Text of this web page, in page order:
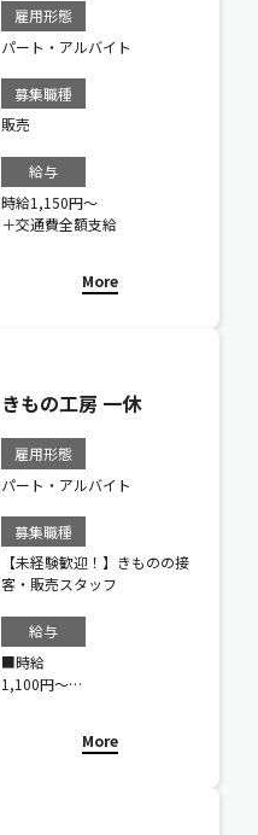
雇用形態
パート・アルバイト
募集職種
販売
給与
時給1,150円〜
＋交通費全額支給
More
きもの工房 一休
雇用形態
パート・アルバイト
募集職種
【未経験歓迎！】きものの接
客・販売スタッフ
給与
■時給
1,100円～
More